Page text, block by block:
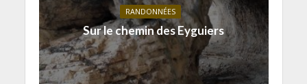
RANDONNÉES
Sur le chemin des Eyguiers